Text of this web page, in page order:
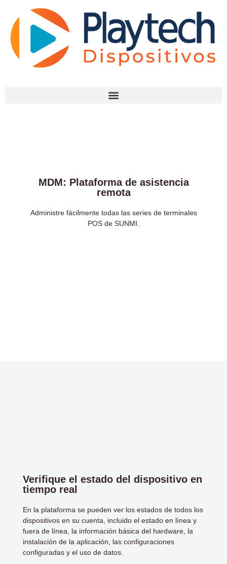
MDM: Plataforma de asistencia
remota
Administre fácilmente todas las series de terminales
POS de SUNMI.
Verifique el estado del dispositivo en
tiempo real
En la plataforma se pueden ver los estados de todos los
dispositivos en su cuenta, incluido el estado en línea y
fuera de línea, la información básica del hardware, la
instalación de la aplicación, las configuraciones
configuradas y el uso de datos.